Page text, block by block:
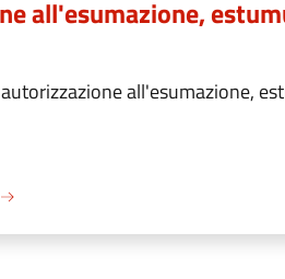
all'esumazione,
all'esumazione,